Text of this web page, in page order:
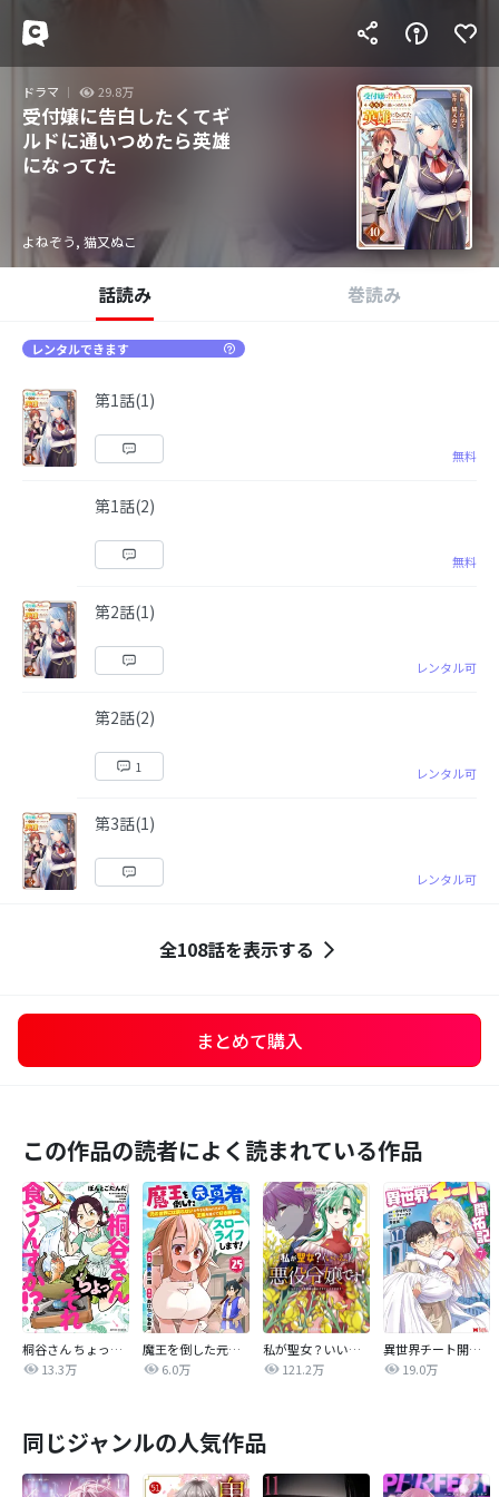
ドラマ 29.8万
受付嬢に告白したくてギ
ルドに通いつめたら英雄
になってた
よねぞう, 猫又ぬこ
話読み 巻読み
レンタルできます
第1話(1)
無料
第1話(2)
無料
第2話(1)
レンタル可
第2話(2)
1 レンタル可
第3話(1)
レンタル可
全108話を表示する
まとめて購入
この作品の読者によく読まれている作品
桐谷さん ちょっそれ食うんすか！？
13.3万
魔王を倒した元勇者、元の世界には戻れないと今さら言われたので、王国を捨てて好き勝手にスローライフします！
6.0万
私が聖女？いいえ、悪役令嬢です！～なので、全員破滅は阻止させていただきます～
121.2万
異世界チート開拓記（コミック）
19.0万
同じジャンルの人気作品